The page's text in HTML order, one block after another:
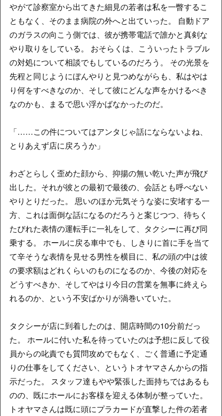
やがて診察室から出てきた細見の若者は私を一瞥するこ
ともなく、そのまま病院の外へと出ていった。 自動ドア
のガラスの向こう側では、彼が携帯電話で誰かと真剣な
やり取りをしている。 おそらくは、こういったトラブル
の対処について相談でもしているのだろう。 その光景を
先程と同じようにぼんやりと見つめながらも、私はやは
り何をすべきなのか、そして彼にどんな声をかけるべき
なのかも、まるで思い浮かばなかったのだ。
「……この件についてはアンタじゃ話にならないよね、
とりあえず店に戻ろうか」
わざとらしく歪めた顔から、抑揚の無い乾いた声が飛び
出した。それが彼との最初で最後の、会話とも呼べない
やりとりだった。 思いのほか元気そうな姿に安堵する一
方、これは面倒な話になるのだろうと案じつつ、待ちく
たびれた表情の運転手に一礼をして、タクシーに再び同
乗する。 ホールに戻る車中でも、しきりに首に手を当て
て辛そうな表情を見せる男性を横目に、私の頭の中は彼
の要求額はどれくらいのものになるのか、今後の対応を
どうすべきか、そしてやはり今日の営業を無事に終えら
れるのか、という不安ばかりが渦巻いていた。
タクシーが店に到着したのは、開店時間の10分前だっ
た。 ホールに付いた私を待っていたのは予想に反して役
員からの叱責でも質問攻めでもなく、ごく普通に予定通
りの仕事をしてください、というトオヤマさんからの指
示だった。 スタッフ達もやや緊張した面持ちではあるも
のの、既にホールにお客様を迎える体制が整っていた。
トオヤマさんは既に頭にプラカードが直撃した件の若者